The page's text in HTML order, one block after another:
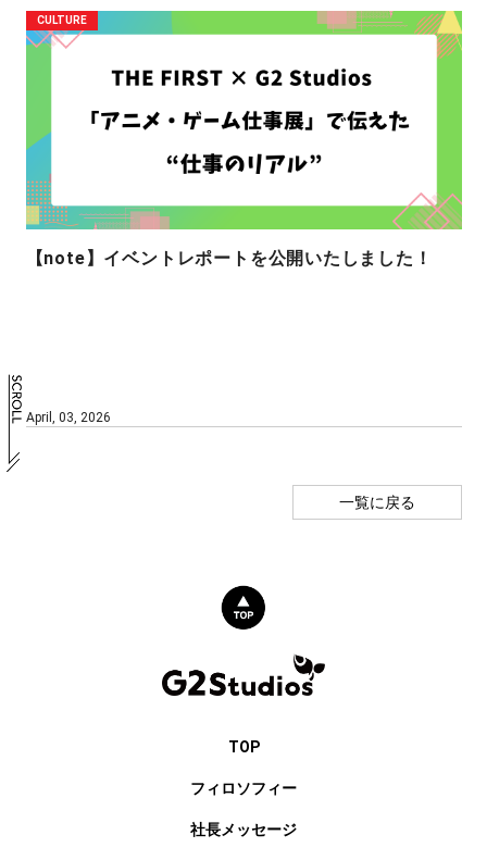
CULTURE
【note】イベントレポートを公開いたしました！
April, 03, 2026
一覧に戻る
TOP
フィロソフィー
社長メッセージ